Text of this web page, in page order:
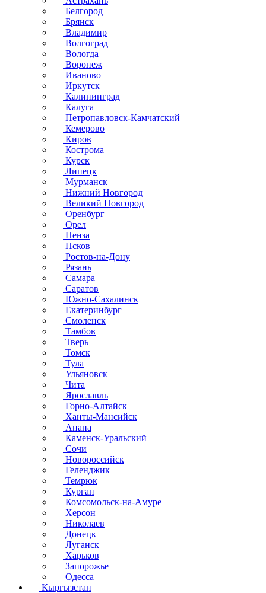
Белгород
Брянск
Владимир
Волгоград
Вологда
Воронеж
Иваново
Иркутск
Калининград
Калуга
Петропавловск-Камчатский
Кемерово
Киров
Кострома
Курск
Липецк
Мурманск
Нижний Новгород
Великий Новгород
Оренбург
Орел
Пенза
Псков
Ростов-на-Дону
Рязань
Самара
Саратов
Южно-Сахалинск
Екатеринбург
Смоленск
Тамбов
Тверь
Томск
Тула
Ульяновск
Чита
Ярославль
Горно-Алтайск
Ханты-Мансийск
Анапа
Каменск-Уральский
Сочи
Новороссийск
Геленджик
Темрюк
Курган
Комсомольск-на-Амуре
Херсон
Николаев
Донецк
Луганск
Харьков
Запорожье
Одесса
Кыргызстан